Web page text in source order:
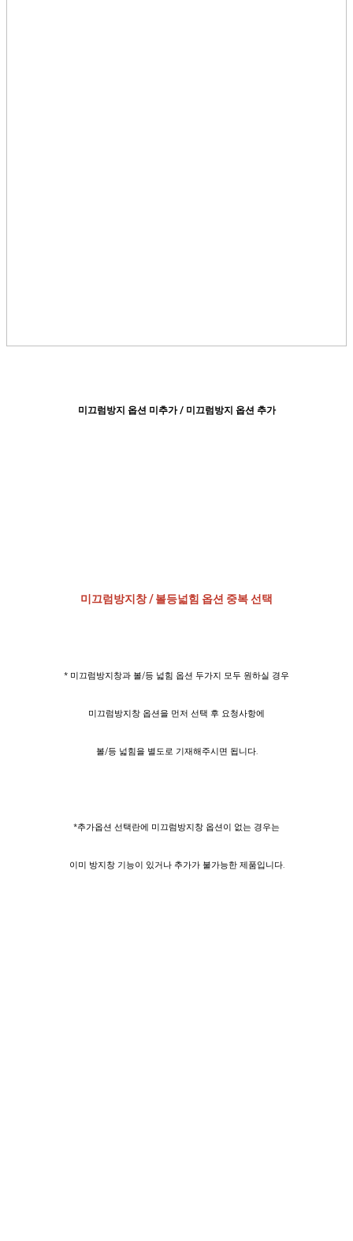
미끄럼방지 옵션 미추가 / 미끄럼방지 옵션 추가​
미끄럼방지창 / 볼등넓힘 옵션 중복 선택
* 미끄럼방지창과 볼/등 넓힘 옵션 두가지 모두 원하실 경우
미끄럼방지창 옵션을 먼저 선택 후 요청사항에
볼/등 넓힘을 별도로 기재해주시면 됩니다.
*추가옵션 선택란에 미끄럼방지창 옵션이 없는 경우는
이미 방지창 기능이 있거나 추가가 불가능한 제품입니다.